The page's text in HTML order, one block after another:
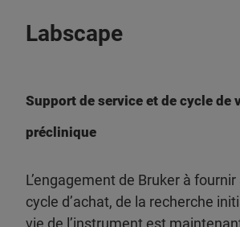
Labscape
Support de service et de cycle de
préclinique
L’engagement de Bruker à
cycle d’achat, de la recherche
vie de l’instrument est